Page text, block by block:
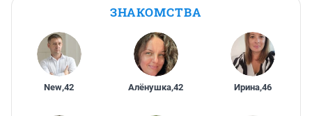
ЗНАКОМСТВА
New,42 Алёнушка,42 Ирина,46